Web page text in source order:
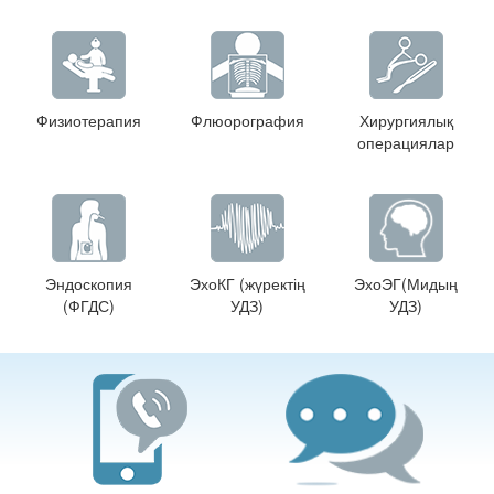
Физиотерапия Флюорография
Хирургиялық
операциялар
Эндоскопия
(ФГДС)
ЭхоКГ (жүректің
УДЗ)
ЭхоЭГ(Мидың
УДЗ)